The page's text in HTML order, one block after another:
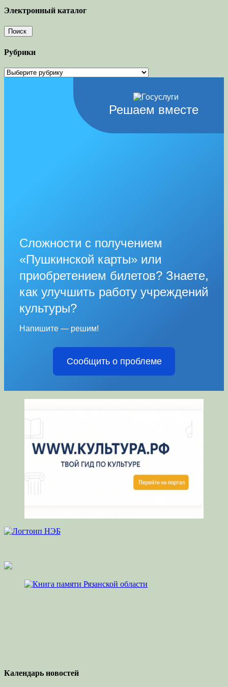
Электронный каталог
Рубрики
Рубрики
Решаем вместе
Сложности с получением
«Пушкинской карты» или
приобретением билетов? Знаете,
как улучшить работу учреждений
культуры?
Напишите — решим!
Сообщить о проблеме
Календарь новостей